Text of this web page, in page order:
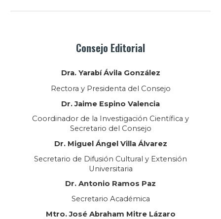
Consejo Editorial
Dra. Yarabí Ávila González
Rectora y Presidenta del Consejo
Dr.Jaime Espino Valencia
Coordinador de la Investigación Científica y
Secretario del Consejo
Dr. Miguel Ángel Villa Álvarez
Secretario de Difusión Cultural y Extensión
Universitaria
Dr. Antonio Ramos Paz
Secretario Académica
Mtro. José Abraham Mitre Lázaro